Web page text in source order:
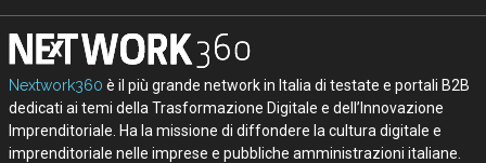
Nextwork360 è il più grande network in Italia di testate e portali B2B
dedicati ai temi della Trasformazione Digitale e dell’Innovazione
Imprenditoriale. Ha la missione di diffondere la cultura digitale e
imprenditoriale nelle imprese e pubbliche amministrazioni italiane.